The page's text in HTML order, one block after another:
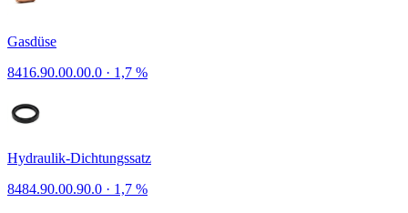
Gasdüse
8416.90.00.00.0 · 1,7 %
Hydraulik-Dichtungssatz
8484.90.00.90.0 · 1,7 %